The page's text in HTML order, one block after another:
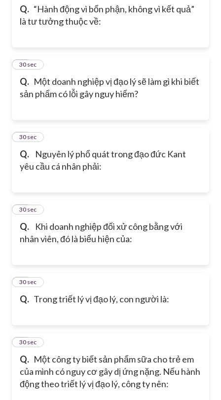
Q. “Hành động vì bổn phận, không vì kết quả”
là tư tưởng thuộc về:
Q. Một doanh nghiệp vị đạo lý sẽ làm gì khi biết
sản phẩm có lỗi gây nguy hiểm?
12
30 sec
Q.
Nguyên lý phổ quát trong đạo đức Kant
yêu cầu cá nhân phải:
13
30 sec
Q.
Khi doanh nghiệp đối xử công bằng với
nhân viên, đó là biểu hiện của:
14
30 sec
Q. Trong triết lý vị đạo lý, con người là:
15
30 sec
Q. Một công ty biết sản phẩm sữa cho trẻ em
của mình có nguy cơ gây dị ứng nặng. Nếu hành
động theo triết lý vị đạo lý, công ty nên:
16
30 sec